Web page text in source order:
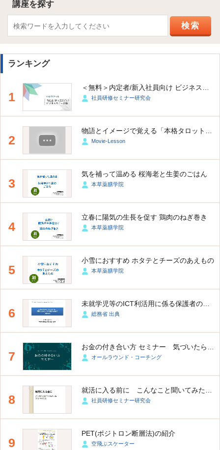
講座を探す
ランキング
1 社員研修セミナー研究会
2 Movie-Lesson
3
気を補って温める 桜海老と生姜のごはん
本草薬膳学院
4
立春に陽気の生長を促す 鶏肉のねぎ巻き
本草薬膳学院
5
小雪におすすめ ホタテとチーズのあえもの
本草薬膳学院
6 総務省 出典
7 オールラウンド・コーチング
8 社員研修セミナー研究会
9
PET(ポジトロン断層法)の紹介
空飛ぶスケーター